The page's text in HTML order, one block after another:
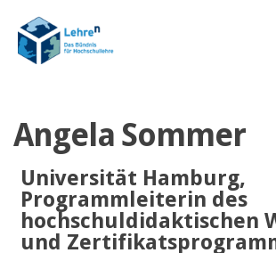
Angela Sommer
Universität Hamburg,
Programmleiterin des
hochschuldidaktischen
und